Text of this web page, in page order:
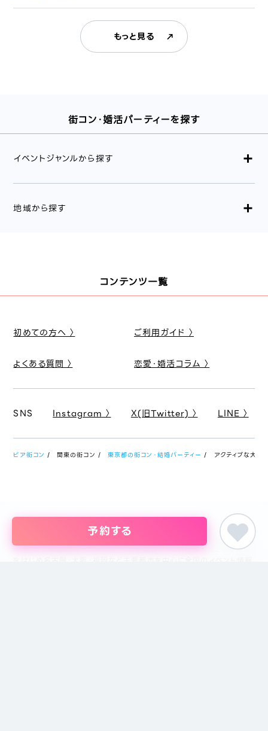
予約する
もっと見る
街コン・婚活パーティーを探す
イベントジャンルから探す
地域から探す
コンテンツ一覧
初めての方へ 〉 ご利用ガイド 〉
よくある質問 〉 恋愛・婚活コラム 〉
SNS Instagram 〉 X(旧Twitter) 〉 LINE 〉
ピア街コン 関東の街コン 東京都の街コン・結婚パーティー アクティブな大人
婚活パーティー・恋活イベント・街コン・趣味コンまでイベントを探すな
らイベント情報のポータルサイト「ピア街コン」にお任せください。東京